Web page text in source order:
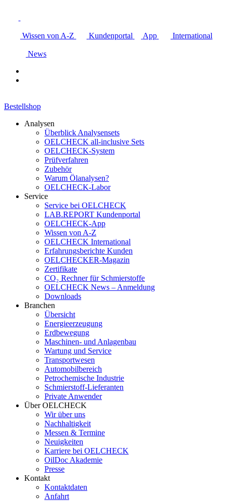
Wissen von A-Z Kundenportal App International
News
Bestellshop
Analysen
Überblick Analysensets
OELCHECK all-inclusive Sets
OELCHECK-System
Prüfverfahren
Zubehör
Warum Ölanalysen?
OELCHECK-Labor
Service
Service bei OELCHECK
LAB.REPORT Kundenportal
OELCHECK-App
Wissen von A-Z
OELCHECK International
Erfahrungsberichte Kunden
OELCHECKER-Magazin
Zertifikate
CO₂ Rechner für Schmierstoffe
OELCHECK News – Anmeldung
Downloads
Branchen
Übersicht
Energieerzeugung
Erdbewegung
Maschinen- und Anlagenbau
Wartung und Service
Transportwesen
Automobilbereich
Petrochemische Industrie
Schmierstoff-Lieferanten
Private Anwender
Über OELCHECK
Wir über uns
Nachhaltigkeit
Messen & Termine
Neuigkeiten
Karriere bei OELCHECK
OilDoc Akademie
Presse
Kontakt
Kontaktdaten
Anfahrt